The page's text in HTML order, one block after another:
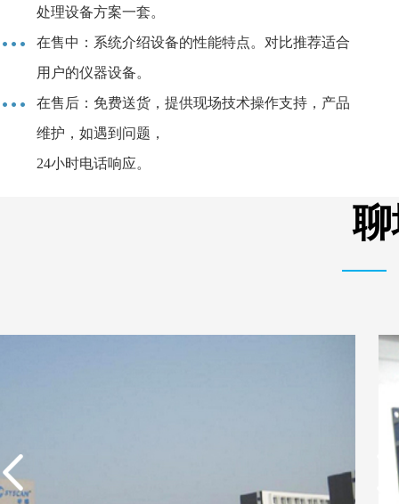
处理设备方案一套。
在售中：系统介绍设备的性能特点。对比推荐适合
用户的仪器设备。
在售后：免费送货，提供现场技术操作支持，产品
维护，如遇到问题，
24小时电话响应。